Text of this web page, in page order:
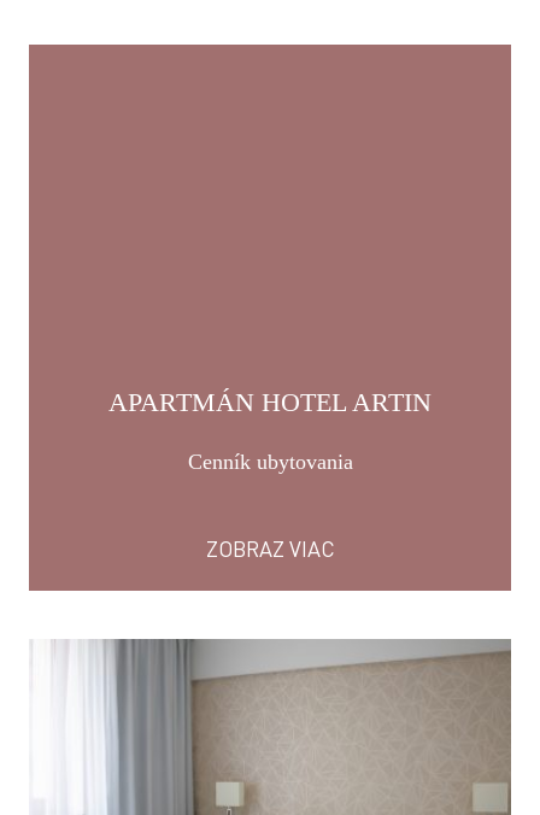
APARTMÁN HOTEL ARTIN
Cenník ubytovania
ZOBRAZ VIAC